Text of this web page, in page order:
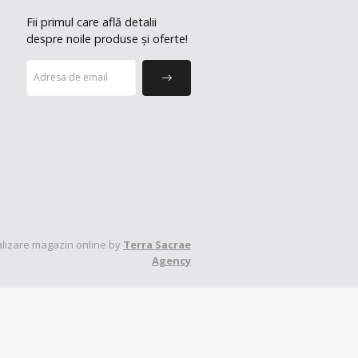
Fii primul care află detalii
despre noile produse și oferte!
magazin online by Terra Sacrae
Agency